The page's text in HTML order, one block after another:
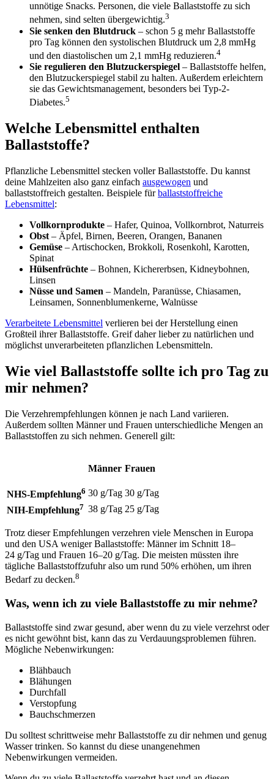
unnötige Snacks. Personen, die viele Ballaststoffe zu sich
nehmen, sind selten übergewichtig.3
Sie senken den Blutdruck – schon 5 g mehr Ballaststoffe
pro Tag können den systolischen Blutdruck um 2,8 mmHg
und den diastolischen um 2,1 mmHg reduzieren.4
Sie regulieren den Blutzuckerspiegel – Ballaststoffe helfen,
den Blutzuckerspiegel stabil zu halten. Außerdem erleichtern
sie das Gewichtsmanagement, besonders bei Typ-2-
Diabetes.5
Welche Lebensmittel enthalten
Ballaststoffe?
Pflanzliche Lebensmittel stecken voller Ballaststoffe. Du kannst
deine Mahlzeiten also ganz einfach ausgewogen und
ballaststoffreich gestalten. Beispiele fürballaststoffreiche
Lebensmittel:
Vollkornprodukte – Hafer, Quinoa, Vollkornbrot, Naturreis
Obst – Äpfel, Birnen, Beeren, Orangen, Bananen
Gemüse – Artischocken, Brokkoli, Rosenkohl, Karotten,
Spinat
Hülsenfrüchte – Bohnen, Kichererbsen, Kidneybohnen,
Linsen
Nüsse und Samen – Mandeln, Paranüsse, Chiasamen,
Leinsamen, Sonnenblumenkerne, Walnüsse
Verarbeitete Lebensmittel verlieren bei der Herstellung einen
Großteil ihrer Ballaststoffe. Greif daher lieber zu natürlichen und
möglichst unverarbeiteten pflanzlichen Lebensmitteln.
Wie viel Ballaststoffe sollte ich pro Tag zu
mir nehmen?
Die Verzehrempfehlungen können je nach Land variieren.
Außerdem sollten Männer und Frauen unterschiedliche Mengen an
Ballaststoffen zu sich nehmen. Generell gilt:
Männer Frauen
NHS-Empfehlung6 30 g/Tag 30 g/Tag
NIH-Empfehlung7 38 g/Tag 25 g/Tag
Trotz dieser Empfehlungen verzehren viele Menschen in Europa
und den USA weniger Ballaststoffe: Männer im Schnitt 18–
24 g/Tag und Frauen 16–20 g/Tag. Die meisten müssten ihre
tägliche Ballaststoffzufuhr also um rund 50% erhöhen, um ihren
Bedarf zu decken.8
Was, wenn ich zu viele Ballaststoffe zu mir nehme?
Ballaststoffe sind zwar gesund, aber wenn du zu viele verzehrst oder
es nicht gewöhnt bist, kann das zu Verdauungsproblemen führen.
Mögliche Nebenwirkungen:
Blähbauch
Blähungen
Durchfall
Verstopfung
Bauchschmerzen
Du solltest schrittweise mehr Ballaststoffe zu dir nehmen und genug
Wasser trinken. So kannst du diese unangenehmen
Nebenwirkungen vermeiden.